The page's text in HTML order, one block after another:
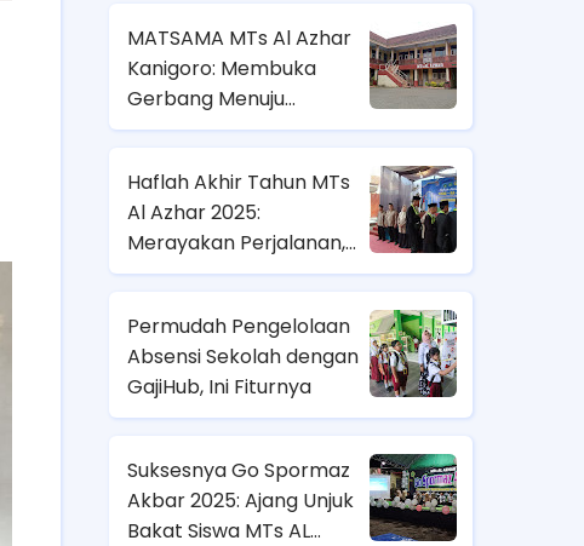
MATSAMA MTs Al Azhar
Kanigoro: Membuka
Gerbang Menuju
Perjalanan Ilmu dan
Haflah Akhir Tahun MTs
Al Azhar 2025:
Merayakan Perjalanan,
Menyemai Harapan
Permudah Pengelolaan
Absensi Sekolah dengan
GajiHub, Ini Fiturnya
Suksesnya Go Spormaz
Akbar 2025: Ajang Unjuk
Bakat Siswa MTs AL